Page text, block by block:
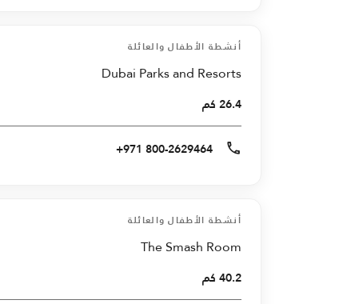
أنشطة الأطفال والعائلة
Dubai Parks and Resorts
26.4 كم
+971 800-2629464
أنشطة الأطفال والعائلة
The Smash Room
40.2 كم